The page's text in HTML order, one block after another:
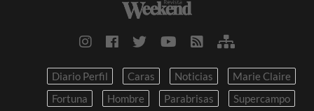
Diario Perfil Caras Noticias
Marie Claire
Fortuna
Hombre Parabrisas
Supercampo